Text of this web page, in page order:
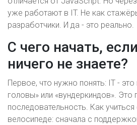
уже работают в IT. Не как
разработчики. И да - это реально.
С чего начать,
ничего не знаете?
Первое, что нужно понять: IT -
головы» или «вундеркиндов». Это
последовательность. Как учиться
велосипеде: сначала с